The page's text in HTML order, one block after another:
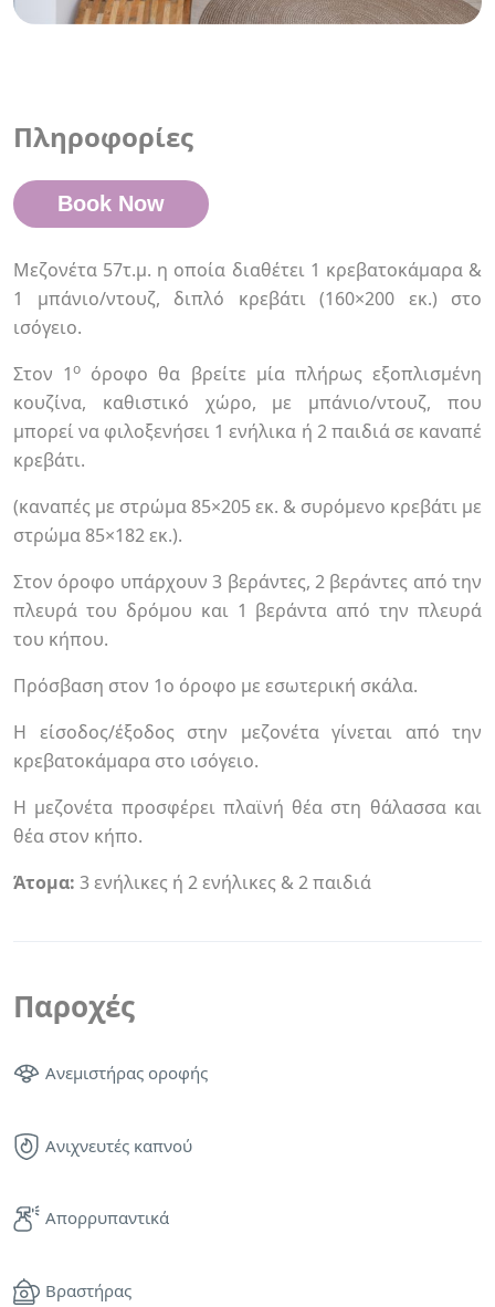
Πληροφορίες
Book Now
Μεζονέτα 57τ.μ. η οποία διαθέτει 1 κρεβατοκάμαρα &
1 μπάνιο/ντουζ, διπλό κρεβάτι (160×200 εκ.) στο
ισόγειο.
Στον 1ο όροφο θα βρείτε μία πλήρως εξοπλισμένη
κουζίνα, καθιστικό χώρο, με μπάνιο/ντουζ, που
μπορεί να φιλοξενήσει 1 ενήλικα ή 2 παιδιά σε καναπέ
κρεβάτι.
(καναπές με στρώμα 85×205 εκ. & συρόμενο κρεβάτι με
στρώμα 85×182 εκ.).
Στον όροφο υπάρχουν 3 βεράντες, 2 βεράντες από την
πλευρά του δρόμου και 1 βεράντα από την πλευρά
του κήπου.
Πρόσβαση στον 1ο όροφο με εσωτερική σκάλα.
H είσοδος/έξοδος στην μεζονέτα γίνεται από την
κρεβατοκάμαρα στο ισόγειο.
Η μεζονέτα προσφέρει πλαϊνή θέα στη θάλασσα και
θέα στον κήπο.
Άτομα: 3 ενήλικες ή 2 ενήλικες & 2 παιδιά
Παροχές
Ανεμιστήρας οροφής
Ανιχνευτές καπνού
Απορρυπαντικά
Βραστήρας